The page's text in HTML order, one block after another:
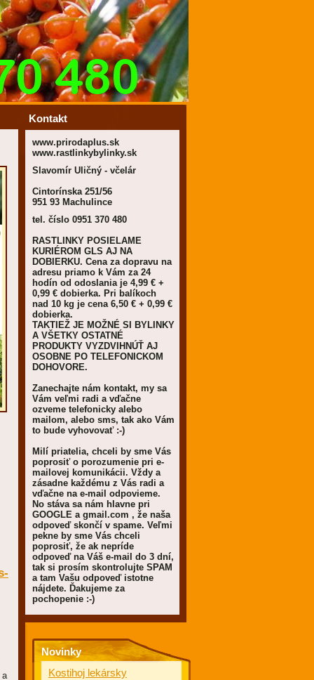
a
Kontakt
www.prirodaplus.sk
www.rastlinkybylinky.sk
Slavomír Uličný - včelár
Cintorínska 251/56
951 93 Machulince
tel. číslo 0951 370 480
RASTLINKY POSIELAME
KURIÉROM GLS AJ NA
DOBIERKU. Cena za dopravu na
adresu priamo k Vám za 24
hodín od odoslania je 4,99 € +
0,99 € dobierka. Pri balíkoch
nad 10 kg je cena 6,50 € + 0,99 €
dobierka.
TAKTIEŽ JE MOŽNÉ SI BYLINKY
A VŠETKY OSTATNÉ
PRODUKTY VYZDVIHNÚŤ AJ
OSOBNE PO TELEFONICKOM
DOHOVORE.
Zanechajte nám kontakt, my sa
Vám veľmi radi a vďačne
ozveme telefonicky alebo
mailom, alebo sms, tak ako Vám
to bude vyhovovať :-)
Milí priatelia, chceli by sme Vás
poprosiť o porozumenie pri e-
mailovej komunikácii. Vždy a
zásadne každému z Vás radi a
vďačne na e-mail odpovieme.
No stáva sa nám hlavne pri
GOOGLE a gmail.com , že naša
odpoveď skončí v spame. Veľmi
pekne by sme Vás chceli
poprosiť, že ak nepríde
odpoveď na Váš e-mail do 3 dní,
tak si prosím skontrolujte SPAM
a tam Vašu odpoveď istotne
nájdete. Ďakujeme za
pochopenie :-)
Novinky
Kostihoj lekársky